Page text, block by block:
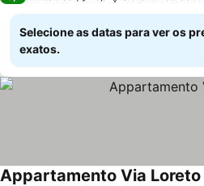
Selecione as datas para ver os
exatos.
Appartamento Via Loreto